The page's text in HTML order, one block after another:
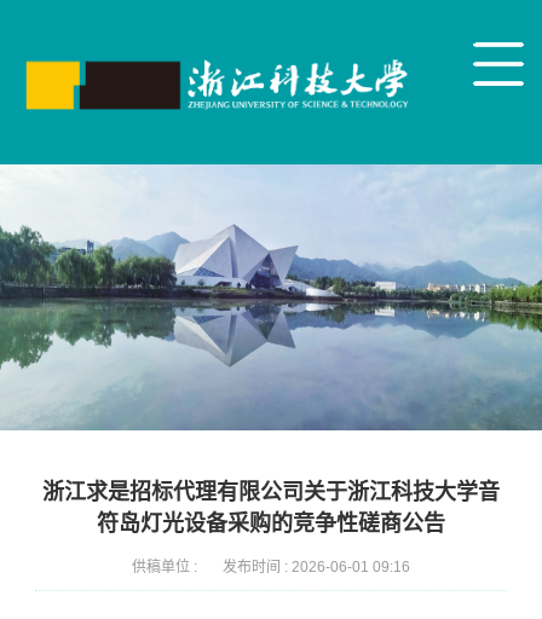
浙江求是招标代理有限公司关于浙江科技大学音
符岛灯光设备采购的竞争性磋商公告
供稿单位 : 发布时间 : 2026-06-01 09:16